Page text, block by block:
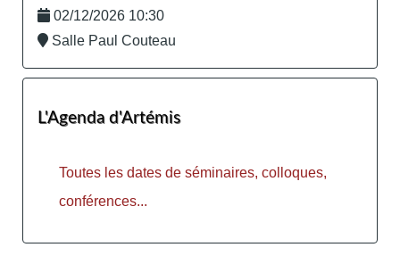
02/12/2026 10:30
Salle Paul Couteau
L'Agenda d'Artémis
Toutes les dates de séminaires, colloques,
conférences...